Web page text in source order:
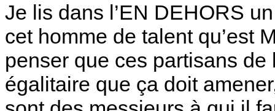
Je lis dans l’EN DEHORS
cet homme de talent qu’est
penser que ces partisans de
égalitaire que ça doit